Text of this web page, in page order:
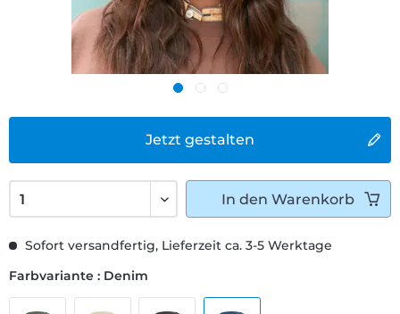
Jetzt gestalten
Sofort versandfertig, Lieferzeit ca. 3-5 Werktage
Farbvariante : Denim
In den Warenkorb